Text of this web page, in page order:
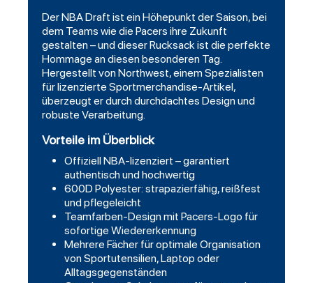
Der NBA Draft ist ein Höhepunkt der Saison, bei
dem Teams wie die Pacers ihre Zukunft
gestalten – und dieser Rucksack ist die perfekte
Hommage an diesen besonderen Tag.
Hergestellt von Northwest, einem Spezialisten
für lizenzierte Sportmerchandise-Artikel,
überzeugt er durch durchdachtes Design und
robuste Verarbeitung.
Vorteile im Überblick
Offiziell NBA-lizenziert – garantiert
authentisch und hochwertig
600D Polyester: strapazierfähig, reißfest
und pflegeleicht
Teamfarben-Design mit Pacers-Logo für
sofortige Wiedererkennung
Mehrere Fächer für optimale Organisation
von Sportutensilien, Laptop oder
Alltagsgegenständen